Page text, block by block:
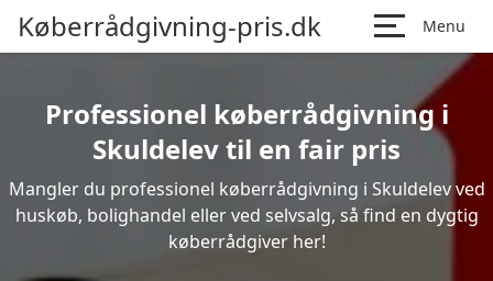
Køberrådgivning-pris.dk Menu
Professionel køberrådgivning i
Skuldelev til en fair pris
Mangler du professionel køberrådgivning i Skuldelev ved
huskøb, bolighandel eller ved selvsalg, så find en dygtig
køberrådgiver her!